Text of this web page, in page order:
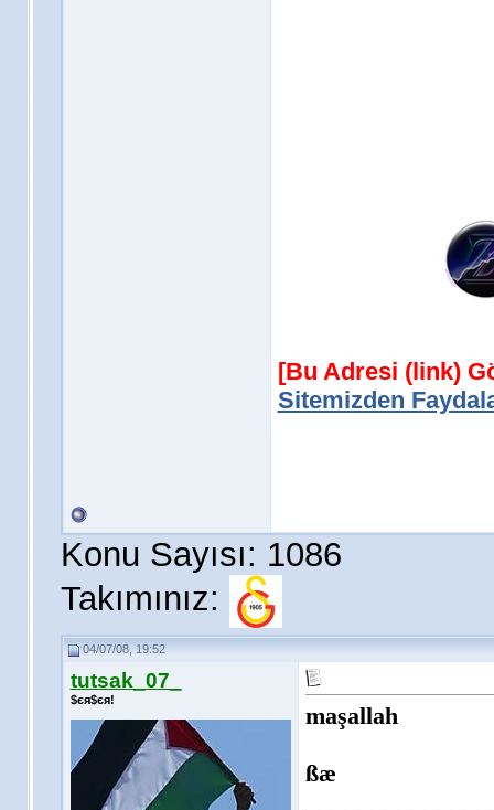
[Bu Adresi (link)
Sitemizden
Konu Sayısı: 1086
Takımınız:
04/07/08, 19:52
tutsak_07_
$єя$єя!
maşallah
ßæ